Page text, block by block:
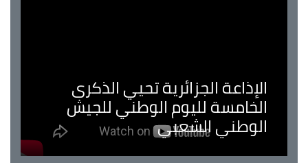
الإذاعة الجزائرية تحيي الذكرى
الخامسة لليوم الوطني للجيش
الوطني الشعبي